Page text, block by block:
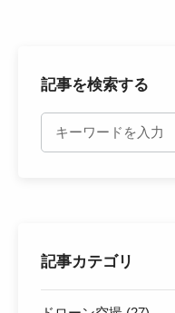
記事を検索する
記事カテゴリ